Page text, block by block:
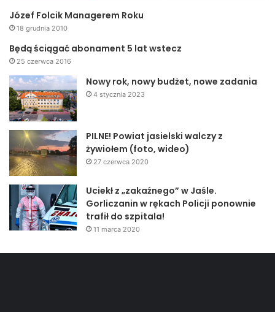
Józef Folcik Managerem Roku
18 grudnia 2010
Będą ściągać abonament 5 lat wstecz
25 czerwca 2016
Nowy rok, nowy budżet, nowe zadania
4 stycznia 2023
PILNE! Powiat jasielski walczy z
żywiołem (foto, wideo)
27 czerwca 2020
Uciekł z „zakaźnego” w Jaśle.
Gorliczanin w rękach Policji ponownie
trafił do szpitala!
11 marca 2020